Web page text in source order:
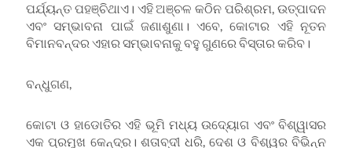
ପର୍ଯ୍ୟନ୍ତ ପହଞ୍ଚିଥାଏ। ଏହି ଅଞ୍ଚଳ କଠିନ ପରିଶ୍ରମ, ଉତ୍ପାଦନ
ଏବଂ ସମ୍ଭାବନା ପାଇଁ ଜଣାଶୁଣା। ଏବେ, କୋଟାର ଏହି ନୂତନ
ବିମାନବନ୍ଦର ଏହାର ସମ୍ଭାବନାକୁ ବହୁ ଗୁଣରେ ବିସ୍ତାର କରିବ।
ବନ୍ଧୁଗଣ,
କୋଟା ଓ ହାଡୋତିର ଏହି ଭୂମି ମଧ୍ୟ ଉଦ୍ୟୋଗ ଏବଂ ବିଶ୍ୱାସର
ଏକ ପ୍ରମୁଖ କେନ୍ଦ୍ର। ଶତାବ୍ଦୀ ଧରି, ଦେଶ ଓ ବିଶ୍ୱର ବିଭିନ୍ନ